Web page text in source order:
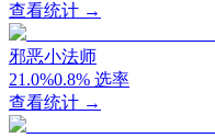
查看统计 →
邪恶小法师
21.0%0.8% 选率
查看统计 →